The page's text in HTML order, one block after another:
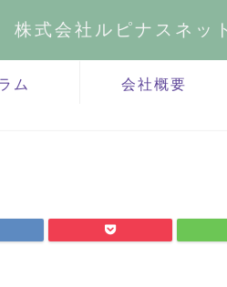
株式会社ルピナスネッ
ム 会社概要